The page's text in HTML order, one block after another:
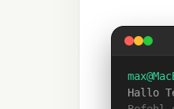
max@
Hallo